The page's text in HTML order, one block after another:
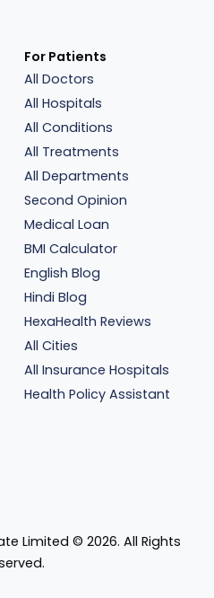
For Patients
All Doctors
All Hospitals
All Conditions
All Treatments
All Departments
Second Opinion
Medical Loan
BMI Calculator
English Blog
Hindi Blog
HexaHealth Reviews
All Cities
All Insurance Hospitals
Health Policy Assistant
Limited © 2026. All Rights